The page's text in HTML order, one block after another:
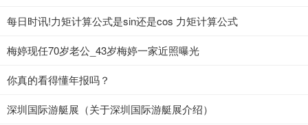
每日时讯!力矩计算公式是sin还是cos 力矩计算公式
梅婷现任70岁老公_43岁梅婷一家近照曝光
你真的看得懂年报吗？
深圳国际游艇展（关于深圳国际游艇展介绍）